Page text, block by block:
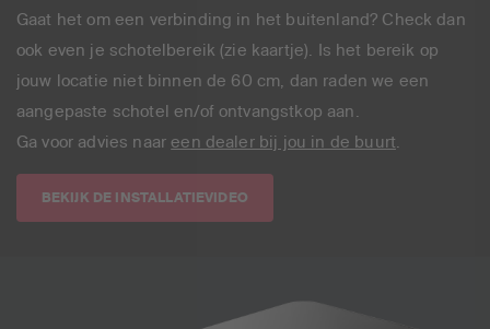
Gaat het om een verbinding in het buitenland? Check dan
ook even je schotelbereik (zie kaartje). Is het bereik op
jouw locatie niet binnen de 60 cm, dan raden we een
aangepaste schotel en/of ontvangstkop aan.
Ga voor advies naar een dealer bij jou in de buurt.
BEKIJK DE INSTALLATIEVIDEO